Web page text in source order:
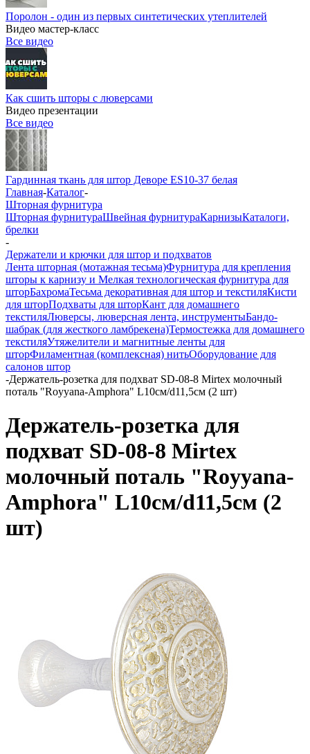
Поролон - один из первых синтетических утеплителей
Видео мастер-класс
Все видео
Как сшить шторы с люверсами
Видео презентации
Все видео
Гардинная ткань для штор Деворе ES10-37 белая
Главная-Каталог-
Шторная фурнитура
Шторная фурнитураШвейная фурнитураКарнизыКаталоги,
брелки
-
Держатели и крючки для штор и подхватов
Лента шторная (мотажная тесьма)Фурнитура для крепления
шторы к карнизу и Мелкая технологическая фурнитура для
шторБахромаТесьма декоративная для штор и текстиляКисти
для шторПодхваты для шторКант для домашнего
текстиляЛюверсы, люверсная лента, инструментыБандо-
шабрак (для жесткого ламбрекена)Термостежка для домашнего
текстиляУтяжелители и магнитные ленты для
шторФиламентная (комплексная) нитьОборудование для
салонов штор
-Держатель-розетка для подхват SD-08-8 Mirtex молочный
поталь "Royyana-Amphora" L10см/d11,5см (2 шт)
Держатель-розетка для
подхват SD-08-8 Mirtex
молочный поталь "Royyana-
Amphora" L10см/d11,5см (2
шт)